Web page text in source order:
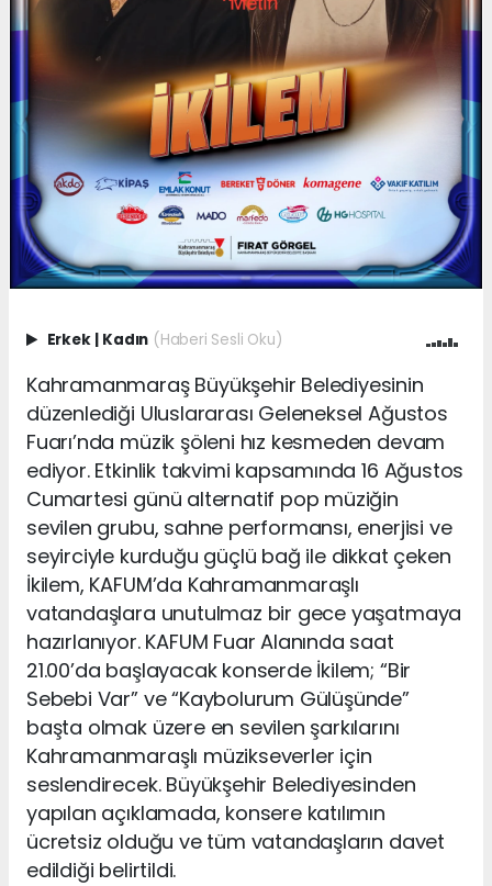
Erkek Kadın (Haberi Sesli Oku)
Kahramanmaraş Büyükşehir Belediyesinin
düzenlediği Uluslararası Geleneksel Ağustos
Fuarı’nda müzik şöleni hız kesmeden devam
ediyor. Etkinlik takvimi kapsamında 16 Ağustos
Cumartesi günü alternatif pop müziğin
sevilen grubu, sahne performansı, enerjisi ve
seyirciyle kurduğu güçlü bağ ile dikkat çeken
İkilem, KAFUM’da Kahramanmaraşlı
vatandaşlara unutulmaz bir gece yaşatmaya
hazırlanıyor. KAFUM Fuar Alanında saat
21.00’da başlayacak konserde İkilem; “Bir
Sebebi Var” ve “Kaybolurum Gülüşünde”
başta olmak üzere en sevilen şarkılarını
Kahramanmaraşlı müzikseverler için
seslendirecek. Büyükşehir Belediyesinden
yapılan açıklamada, konsere katılımın
ücretsiz olduğu ve tüm vatandaşların davet
edildiği belirtildi.